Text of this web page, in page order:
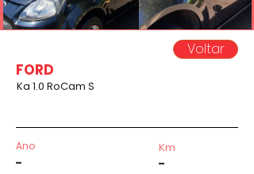
Voltar
FORD
Ka 1.0 RoCam S
Ano
-
Km
-